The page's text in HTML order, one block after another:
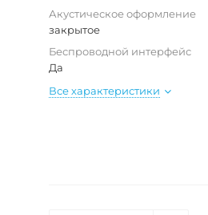
Акустическое оформление
закрытое
Беспроводной интерфейс
Да
Все характеристики